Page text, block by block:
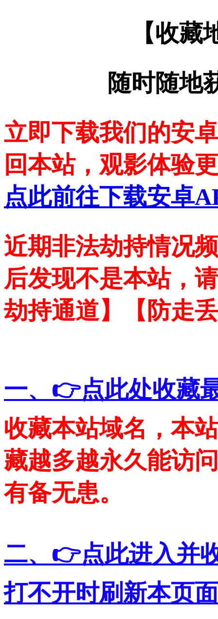
【收
随时随地
立即下载我们的安
回本站，观影体验
点此前往下载安卓
近期非法劫持情况
后发现不是本站，
劫持通道】【防走
一、👉点此处收藏
收藏本站域名，本
藏越多越永久能访
有备无患。
二、👉点此进入并
打不开时刷新本页